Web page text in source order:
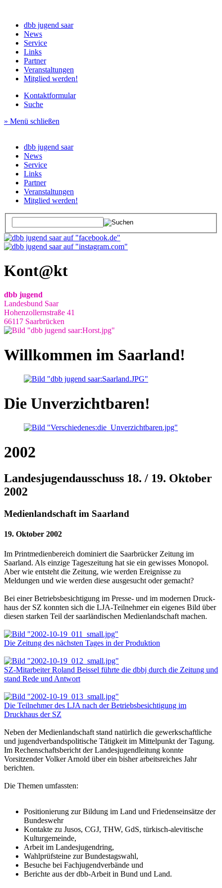
dbb jugend saar
News
Service
Links
Partner
Veranstaltungen
Mitglied werden!
Kontaktformular
Suche
» Menü schließen
dbb jugend saar
News
Service
Links
Partner
Veranstaltungen
Mitglied werden!
Kont@kt
dbb jugend
Landesbund Saar
Hohenzollernstraße 41
66117 Saarbrücken
Willkommen im Saarland!
Die Unverzichtbaren!
2002
Landesjugendausschuss 18. / 19. Oktober
2002
Medienlandschaft im Saarland
19. Oktober 2002
Im Printmedienbereich dominiert die Saarbrücker Zeitung im
Saarland. Als einzige Tageszeitung hat sie ein gewisses Monopol.
Aber wie entsteht die Zeitung, wie werden Ereignisse zu
Meldungen und wie werden diese ausgesucht oder gemacht?
Bei einer Betriebsbesichtigung im Presse- und im modernen Druck­
haus der SZ konnten sich die LJA-Teilnehmer ein eigenes Bild über
diesen starken Teil der saarländischen Medienlandschaft machen.
Die Zeitung des nächsten Tages in der Produktion
SZ-Mitarbeiter Roland Beissel führte die dbbj durch die Zeitung und
stand Rede und Antwort
Die Teilnehmer des LJA nach der Betriebsbesichtigung im
Druckhaus der SZ
Neben der Medienlandschaft stand natürlich die gewerkschaftliche
und jugendverbandspolitische Tätigkeit im Mittelpunkt der Tagung.
Im Rechenschaftsbericht der Landesjugendleitung konnte
Vorsitzender Volker Arnold über ein bisher arbeitsreiches Jahr
berichten.
Die Themen umfassten:
Positionierung zur Bildung im Land und Friedenseinsätze der
Bundeswehr
Kontakte zu Jusos, CGJ, THW, GdS, türkisch-alevitische
Kulturgemeinde,
Arbeit im Landesjugendring,
Wahlprüfsteine zur Bundestagswahl,
Besuche bei Fachjugendverbände und
Berichte aus der dbb-Arbeit in Bund und Land.